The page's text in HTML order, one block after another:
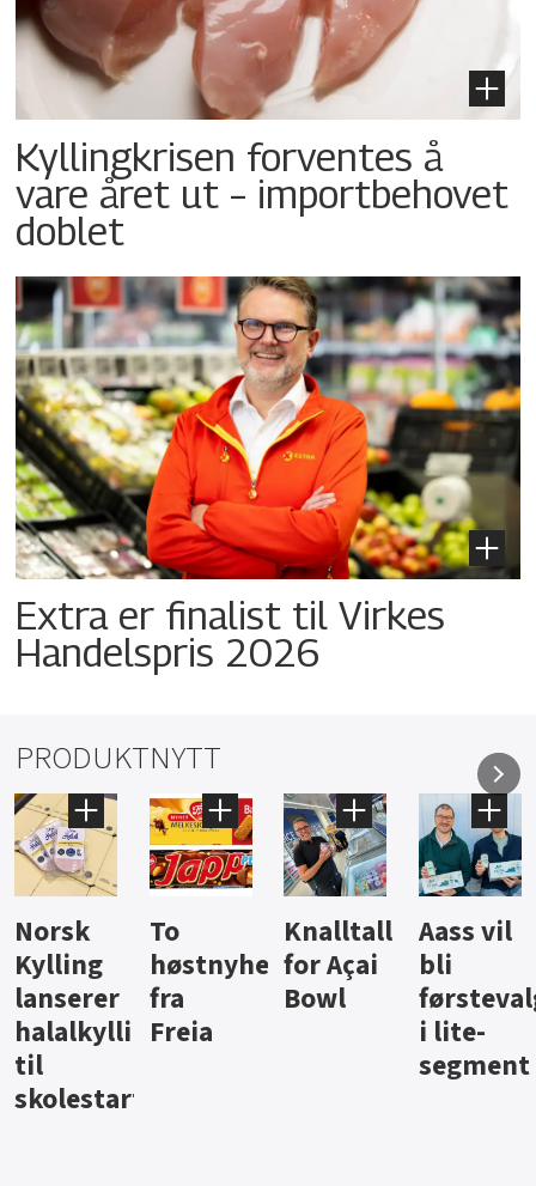
Kyllingkrisen forventes å
vare året ut – importbehovet
doblet
Extra er finalist til Virkes
Handelspris 2026
PRODUKTNYTT
Knalltall
for Açai
Bowl
Aass vil
bli
førstevalg
i lite-
Brus og
jus fra
Berentsen
Hard
iste fra
Hansa